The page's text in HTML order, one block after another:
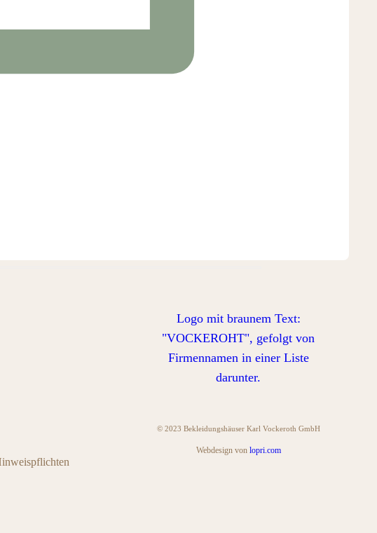
© 2023 Bekleidungshäuser Karl Vockeroth GmbH
Webdesign von lopri.com